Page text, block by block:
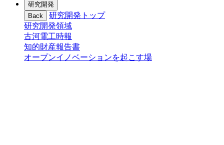
研究開発
Back
研究開発トップ
研究開発領域
古河電工時報
知的財産報告書
オープンイノベーションを起こす場